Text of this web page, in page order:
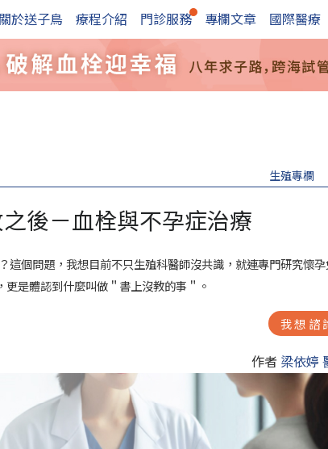
關於送子鳥 療程介紹 門診服務 專欄文章 國際醫療
生殖專欄
後－血栓與不孕症治療
這個問題，我想目前不只生殖科醫師沒共識，就連專門研究懷
是體認到什麼叫做＂書上沒教的事＂。
我想諮
作者 梁依婷